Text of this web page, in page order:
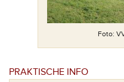
Foto:
PRAKTISCHE INFO